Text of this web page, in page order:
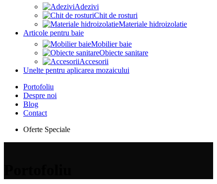
Adezivi
Chit de rosturi
Materiale hidroizolatie
Articole pentru baie
Mobilier baie
Obiecte sanitare
Accesorii
Unelte pentru aplicarea mozaicului
Portofoliu
Despre noi
Blog
Contact
Oferte Speciale